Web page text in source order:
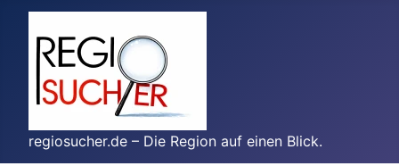
regiosucher.de – Die Region auf einen Blick.